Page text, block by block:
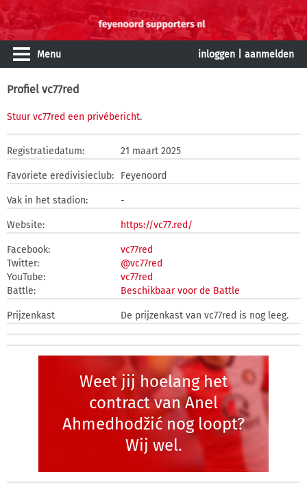
Menu inloggen aanmelden
Profiel vc77red
Stuur vc77red een privébericht.
Registratiedatum: 21 maart 2025
Favoriete eredivisieclub: Feyenoord
Vak in het stadion: -
Website: https://vc77.red/
Facebook:
vc77red
Twitter:
@vc77red
YouTube:
vc77red
Battle:
Beschikbaar voor de Battle
Prijzenkast De prijzenkast van vc77red is nog leeg.
Weet jij hoelang het
contract van Anel
Ahmedhodžić nog loopt?
Wij wel.